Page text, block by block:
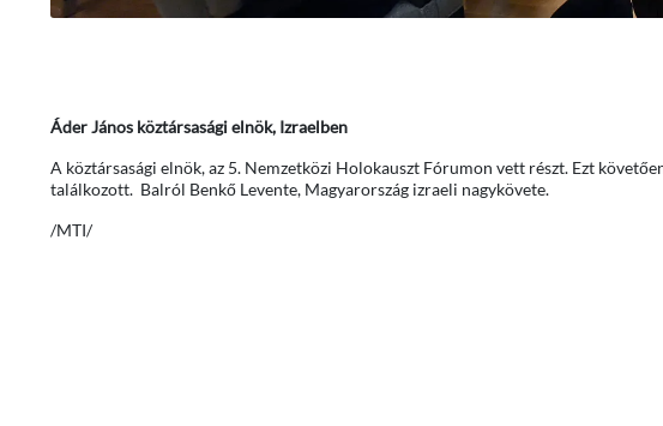
Áder János köztársasági elnök, Izraelben
A köztársasági elnök, az 5. Nemzetközi Holokauszt Fórumon vett részt. Ezt
találkozott. Balról Benkő Levente, Magyarország izraeli nagykövete.
/MTI/